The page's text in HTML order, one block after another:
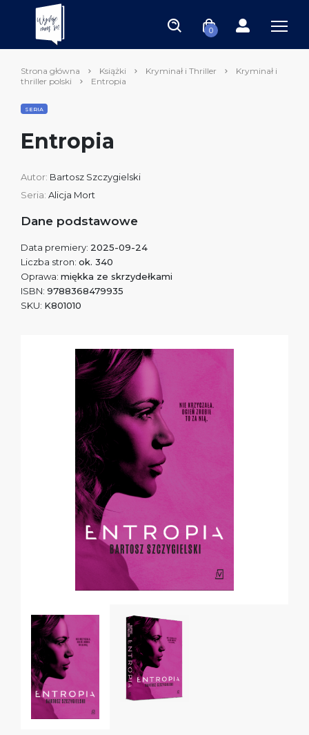
0
Strona główna Książki Kryminał i Thriller
Kryminał i
thriller polski
Entropia
SERIA
Entropia
Autor: Bartosz Szczygielski
Seria: Alicja Mort
Dane podstawowe
Data premiery: 2025-09-24
Liczba stron: ok. 340
Oprawa: miękka ze skrzydełkami
ISBN: 9788368479935
SKU: K801010